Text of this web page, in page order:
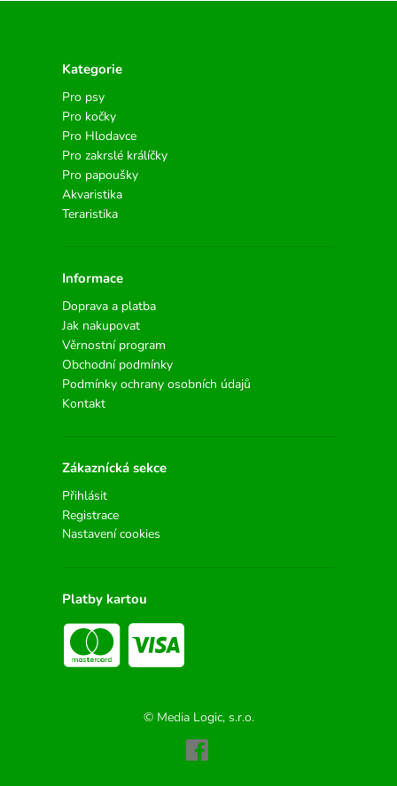
Kategorie
Pro psy
Pro kočky
Pro Hlodavce
Pro zakrslé králíčky
Pro papoušky
Akvaristika
Teraristika
Informace
Doprava a platba
Jak nakupovat
Věrnostní program
Obchodní podmínky
Podmínky ochrany osobních údajů
Kontakt
Zákaznícká sekce
Přihlásit
Registrace
Nastavení cookies
Platby kartou
© Media Logic, s.r.o.